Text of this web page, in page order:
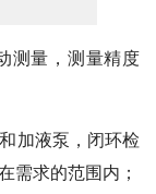
测量，测量精度
加液泵，闭环检
需求的范围内；